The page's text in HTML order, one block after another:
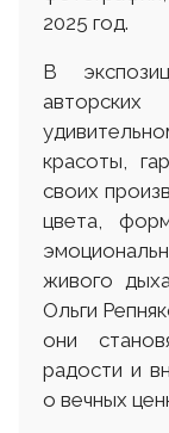
2025 год.
В
красоты,
своих
цвета,
живого
Ольги
они
радости и
о вечных